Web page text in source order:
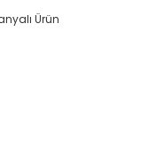
Ürün